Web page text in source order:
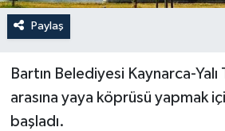
Paylaş
Bartın Belediyesi Kaynarca-
arasına yaya köprüsü yapmak
başladı.
Tarım
Turizm
Yaşam